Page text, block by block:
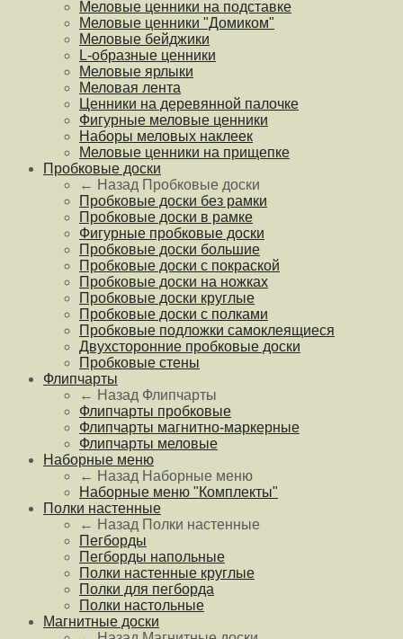
Меловые ценники на подставке
Меловые ценники "Домиком"
Меловые бейджики
L-образные ценники
Меловые ярлыки
Меловая лента
Ценники на деревянной палочке
Фигурные меловые ценники
Наборы меловых наклеек
Меловые ценники на прищепке
Пробковые доски
← Назад Пробковые доски
Пробковые доски без рамки
Пробковые доски в рамке
Фигурные пробковые доски
Пробковые доски большие
Пробковые доски с покраской
Пробковые доски на ножках
Пробковые доски круглые
Пробковые доски с полками
Пробковые подложки самоклеящиеся
Двухсторонние пробковые доски
Пробковые стены
Флипчарты
← Назад Флипчарты
Флипчарты пробковые
Флипчарты магнитно-маркерные
Флипчарты меловые
Наборные меню
← Назад Наборные меню
Наборные меню "Комплекты"
Полки настенные
← Назад Полки настенные
Пегборды
Пегборды напольные
Полки настенные круглые
Полки для пегборда
Полки настольные
Магнитные доски